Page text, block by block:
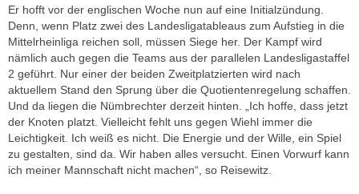
Er hofft vor der englischen Woche nun auf eine Initialzündung.
Denn, wenn Platz zwei des Landesligatableaus zum Aufstieg in die
Mittelrheinliga reichen soll, müssen Siege her. Der Kampf wird
nämlich auch gegen die Teams aus der parallelen Landesligastaffel
2 geführt. Nur einer der beiden Zweitplatzierten wird nach
aktuellem Stand den Sprung über die Quotientenregelung schaffen.
Und da liegen die Nümbrechter derzeit hinten. „Ich hoffe, dass jetzt
der Knoten platzt. Vielleicht fehlt uns gegen Wiehl immer die
Leichtigkeit. Ich weiß es nicht. Die Energie und der Wille, ein Spiel
zu gestalten, sind da. Wir haben alles versucht. Einen Vorwurf kann
ich meiner Mannschaft nicht machen“, so Reisewitz.